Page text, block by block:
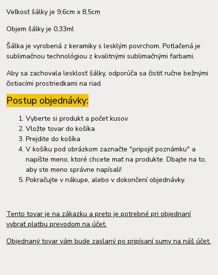
Veľkosť šálky je 9,6cm x 8,5cm
Objem šálky je 0,33ml
Šálka je vyrobená z keramiky s lesklým povrchom. Potlačená je
sublimačnou technológiou z kvalitnými sublimačnými farbami.
Aby sa zachovala lesklosť šálky, odporúča sa čistiť ručne bežnými
čistiacími prostriedkami na riad.
Postup objednávky:
Vyberte si produkt a počet kusov
Vložte tovar do košíka
Prejdite do košíka
V košíku pod obrázkom zaznačte "pripojiť poznámku" a
napíšte meno, ktoré chcete mať na produkte. Dbajte na to,
aby ste meno správne napísali!
Pokračujte v nákupe, alebo v dokončení objednávky.
Tento tovar je na zákazku a preto je potrebné pri objednaní
vybrať platbu prevodom na účet.
Objednaný tovar vám bude zaslaný po pripísaní sumy na náš účet.